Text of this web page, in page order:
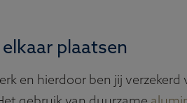
plaatsen
en hierdoor ben jij verzekerd